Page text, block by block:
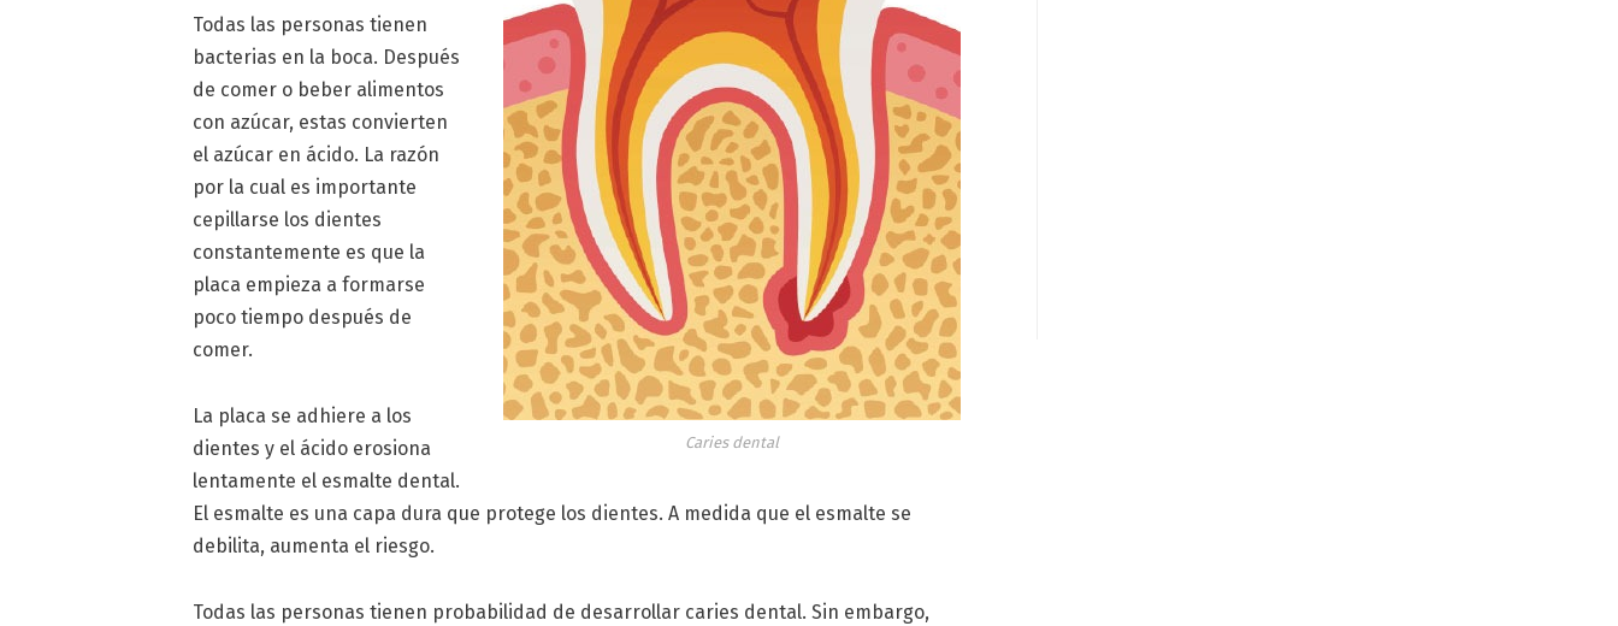
Caries dental
Todas las personas tienen
bacterias en la boca. Después
de comer o beber alimentos
con azúcar, estas convierten
el azúcar en ácido. La razón
por la cual es importante
cepillarse los dientes
constantemente es que la
placa empieza a formarse
poco tiempo después de
comer.
La placa se adhiere a los
dientes y el ácido erosiona
lentamente el esmalte dental.
El esmalte es una capa dura que protege los dientes. A medida que el esmalte se
debilita, aumenta el riesgo.
Todas las personas tienen probabilidad de desarrollar caries dental. Sin embargo,